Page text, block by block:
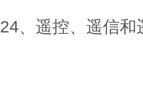
24、遥控、遥信和